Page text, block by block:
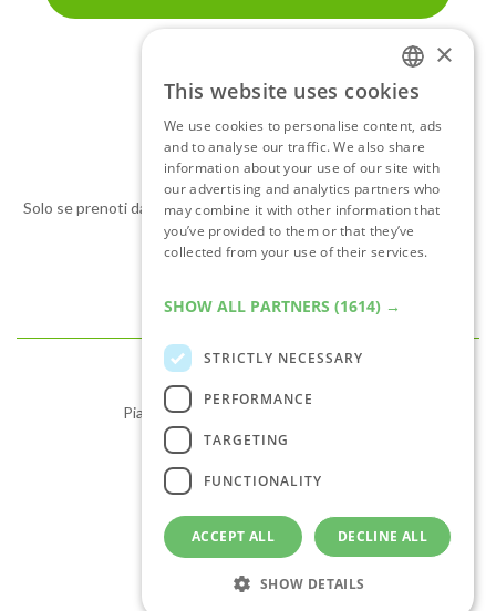
Sonnino Suite
Solo se prenoti dal nostro sito ufficiale ti assicuri la migliore tariffa
disponibile online!
Contatti
Piazza Sonnino 25, 00153 Roma (RM)
+39 06 5812349
sonninosuite@yahoo.it
CIN: IT058091B4HYLUDC4L
ITALIAN
ENGLISH
×
This website uses cookies
We use cookies to personalise content, ads
and to analyse our traffic. We also share
information about your use of our site with
our advertising and analytics partners who
may combine it with other information that
you’ve provided to them or that they’ve
collected from your use of their services.
SHOW ALL PARTNERS (1614) →
STRICTLY NECESSARY
PERFORMANCE
TARGETING
FUNCTIONALITY
ACCEPT ALL DECLINE ALL
SHOW DETAILS